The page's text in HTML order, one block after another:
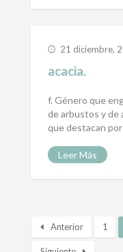
21 diciembre,
acacia.
f. Género que
de arbustos y de
que destacan
Leer Más
Anterior 1